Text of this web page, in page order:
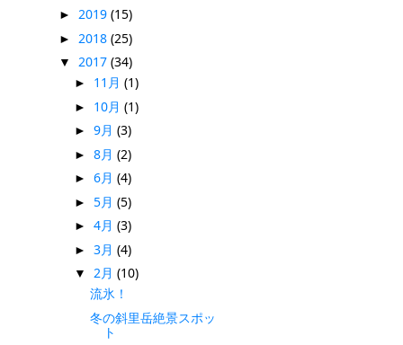
► 2019 (15)
► 2018 (25)
▼ 2017 (34)
► 11月 (1)
► 10月 (1)
► 9月 (3)
► 8月 (2)
► 6月 (4)
► 5月 (5)
► 4月 (3)
► 3月 (4)
▼ 2月 (10)
流氷！
冬の斜里岳絶景スポッ
ト